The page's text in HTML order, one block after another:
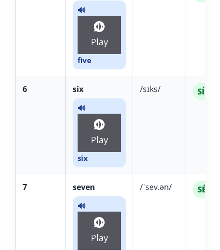
🔊
Play
five
6 six
🔊
Play
six
/sɪks/ SÍKS
7 seven
🔊
Play
/ˈsev.ən/ SÉ-